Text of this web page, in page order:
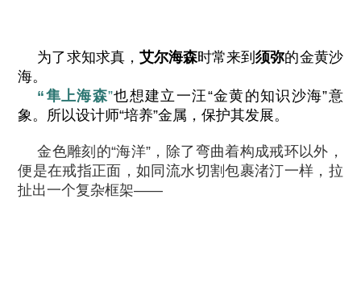
为了求知求真， 艾尔海森时常来到须弥的金黄沙
海。
“隼上海森”也想建立一汪“金黄的知识沙海”意
象。所以设计师“培养”金属，保护其发展。
金色雕刻的“海洋”，除了弯曲着构成戒环以外，
便是在戒指正面，如同流水切割包裹渚汀一样，拉
扯出一个复杂框架——